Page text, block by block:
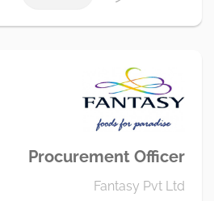
Procurement Officer
Fantasy Pvt Ltd